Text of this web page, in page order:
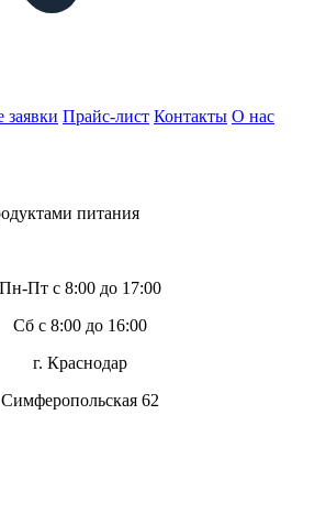
Прайс-лист Контакты О нас
питания
Пн-Пт с 8:00 до 17:00
Сб с 8:00 до 16:00
г. Краснодар
Симферопольская 62